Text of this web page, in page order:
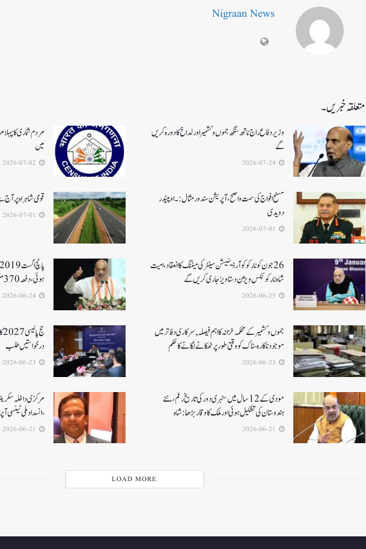
Nigraan News
متعلقہ خبریں۔
وزیر دفاع راج ناتھ سنگھ جموں و کشمیر اور لداخ کا دورہ کریں
گے
مردم شماری کا
میں
مسلح افواج کی سمت واضح، آپریشن سندورمثال:۔ اوپیندر
دویدی
قومی شاہراہ پر
26جون کونارکو کوآرڈینیشن سینٹر کی میٹنگ کا انعقاد، امیت
شاہ نارکوٹکس ویژن دستاویز جاری کریں گے
ہوئی، دفعہ 370منسوخی سے وژن مکمل ہوا۔ امت شاہ
جموں و کشمیر کے محکمہ خزانہ کا اہم فیصلہ , سرکاری دفاتر میں
موجود ناکارہ سٹاک کو وقتی طور پر ٹھکانے لگانے کا حکم
درخواستیں طلب
مودی کے 12 سال میں سنہری دور کی تاریخ رقم ، نئے
ہندوستان کی تشکیل ہوئی اور ملک کا وقار بڑھا: شاہ
مرکزی داخلہ
،انسداد ملی
LOAD MORE